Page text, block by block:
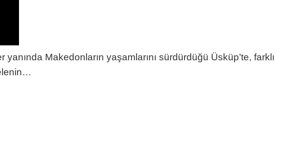
Makedonların yaşamlarını sürdürdüğü Üsküp’te, farklı